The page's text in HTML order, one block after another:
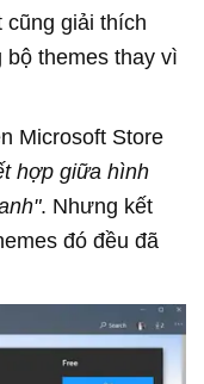
cũng giải thích
themes thay vì
Microsoft Store
hợp giữa hình
. Nhưng kết
đó đều đã